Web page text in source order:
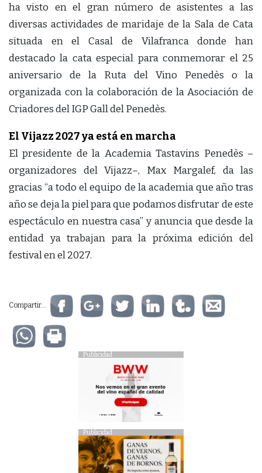
ha visto en el gran número de asistentes a las
diversas actividades de maridaje de la Sala de Cata
situada en el Casal de Vilafranca donde han
destacado la cata especial para conmemorar el 25
aniversario de la Ruta del Vino Penedès o la
organizada con la colaboración de la Asociación de
Criadores del IGP Gall del Penedès.
El Vijazz 2027 ya está en marcha
El presidente de la Academia Tastavins Penedès –
organizadores del Vijazz–, Max Margalef, da las
gracias “a todo el equipo de la academia que año tras
año se deja la piel para que podamos disfrutar de este
espectáculo en nuestra casa” y anuncia que desde la
entidad ya trabajan para la próxima edición del
festival en el 2027.
Compartir...
Publicidad
Publicidad